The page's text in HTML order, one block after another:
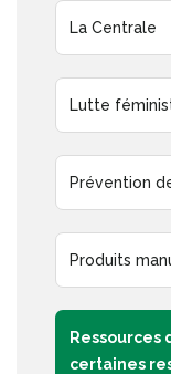
La Centrale
Lutte
Prévention
Produits
certaines